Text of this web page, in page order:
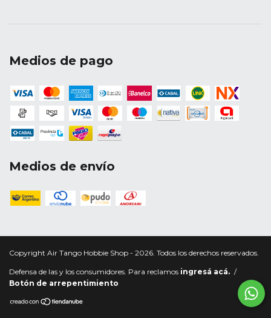
Medios de pago
Medios de envío
Copyright Air Tango Hobbie Shop - 2026. Todos los derechos reservados.
Defensa de las y los consumidores. Para reclamos ingresá acá. /
Botón de arrepentimiento